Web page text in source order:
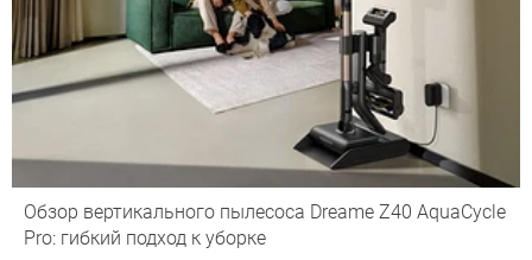
Обзор вертикального пылесоса Dreame Z40 AquaCycle
Pro: гибкий подход к уборке